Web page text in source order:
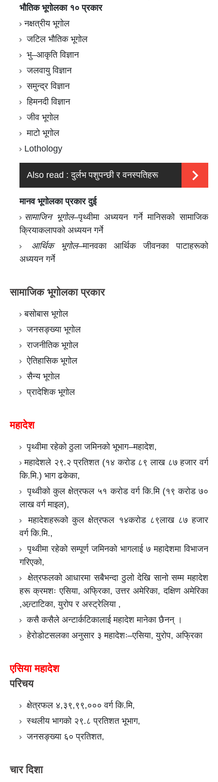
भौतिक भूगोलका १० प्रकार
नक्षत्रीय भूगोल
जटिल भौतिक भूगोल
भु–आकृति विज्ञान
जलवायु विज्ञान
समुन्द्र विज्ञान
हिमनदी विज्ञान
जीव भूगोल
माटो भूगोल
Lothology
Also read : दुर्लभ पशुपन्छी र वनस्पतिहरू
मानव भूगोलका प्रकार दुई
सामाजिन भूगोल–पृथ्वीमा अध्ययन गर्ने मानिसको सामाजिक
क्रियाकलापको अध्ययन गर्ने
आर्थिक भूगोल–मानवका आर्थिक जीवनका पाटाहरूको
अध्ययन गर्ने
सामाजिक भूगोलका प्रकार
बसोबास भूगोल
जनसङ्ख्या भूगोल
राजनीतिक भूगोल
ऐतिहासिक भूगोल
सैन्य भूगोल
प्रादेशिक भूगोल
महादेश
पृथ्वीमा रहेको ठुला जमिनको भूभाग–महादेश,
महादेशले २९.२ प्रतिशत (१४ करोड ८९ लाख ८७ हजार वर्ग
कि.मि.) भाग ढकेका,
पृथ्वीको कुल क्षेत्रफल ५१ करोड वर्ग कि.मि (१९ करोड ७०
लाख वर्ग माइल),
महादेशहरूको कुल क्षेत्रफल १४करोड ८९लाख ८७ हजार
वर्ग कि.मि.,
पृथ्वीमा रहेको सम्पूर्ण जमिनको भागलाई ७ महादेशमा विभाजन
गरिएको,
क्षेत्रफलको आधारमा सबैभन्दा ठुलो देखि सानो सम्म महादेश
हरू क्रमशः एसिया, अफ्रिका, उत्तर अमेरिका, दक्षिण अमेरिका
,अन्र्टाटिका, युरोप र अस्ट्रेलिया ,
कसै कसैले अन्टार्कटिकालाई महादेश मानेका छैनन् ।
हेरोडोटसलका अनुसार ३ महादेशः–एसिया, युरोप, अफ्रिका
एसिया महादेश
परिचय
क्षेत्रफल ४,३९,९९,००० वर्ग कि.मि,
स्थलीय भागको २९.८ प्रतिशत भूभाग,
जनसङ्ख्या ६० प्रतिशत,
चार दिशा